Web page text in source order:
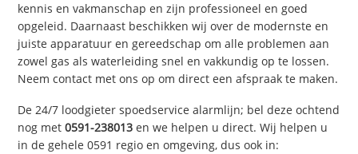
kennis en vakmanschap en zijn professioneel en goed
opgeleid. Daarnaast beschikken wij over de modernste en
juiste apparatuur en gereedschap om alle problemen aan
zowel gas als waterleiding snel en vakkundig op te lossen.
Neem contact met ons op om direct een afspraak te maken.
De 24/7 loodgieter spoedservice alarmlijn; bel deze ochtend
nog met0591-238013 en we helpen u direct. Wij helpen u
in de gehele 0591 regio en omgeving, dus ook in: